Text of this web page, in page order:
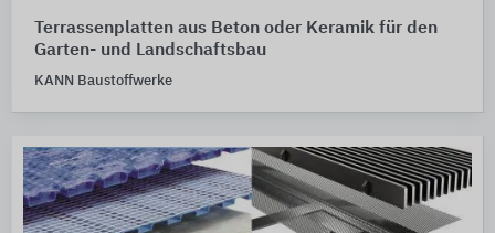
Terrassenplatten aus Beton oder Keramik für den
Garten- und Landschaftsbau
KANN Baustoffwerke